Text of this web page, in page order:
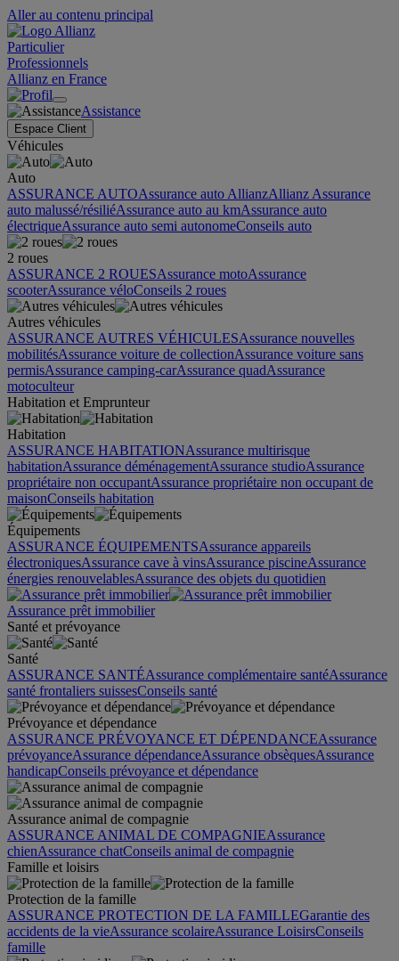
Aller au contenu principal
Particulier
Professionnels
Allianz en France
Assistance
Espace Client
Véhicules
Auto
ASSURANCE AUTOAssurance auto AllianzAllianz Assurance
auto malussé/résiliéAssurance auto au kmAssurance auto
électriqueAssurance auto semi autonomeConseils auto
2 roues
ASSURANCE 2 ROUESAssurance motoAssurance
scooterAssurance véloConseils 2 roues
Autres véhicules
ASSURANCE AUTRES VÉHICULESAssurance nouvelles
mobilitésAssurance voiture de collectionAssurance voiture sans
permisAssurance camping-carAssurance quadAssurance
motoculteur
Habitation et Emprunteur
Habitation
ASSURANCE HABITATIONAssurance multirisque
habitationAssurance déménagementAssurance studioAssurance
propriétaire non occupantAssurance propriétaire non occupant de
maisonConseils habitation
Équipements
ASSURANCE ÉQUIPEMENTSAssurance appareils
électroniquesAssurance cave à vinsAssurance piscineAssurance
énergies renouvelablesAssurance des objets du quotidien
Assurance prêt immobilier
Santé et prévoyance
Santé
ASSURANCE SANTÉAssurance complémentaire santéAssurance
santé frontaliers suissesConseils santé
Prévoyance et dépendance
ASSURANCE PRÉVOYANCE ET DÉPENDANCEAssurance
prévoyanceAssurance dépendanceAssurance obsèquesAssurance
handicapConseils prévoyance et dépendance
Assurance animal de compagnie
ASSURANCE ANIMAL DE COMPAGNIEAssurance
chienAssurance chatConseils animal de compagnie
Famille et loisirs
Protection de la famille
ASSURANCE PROTECTION DE LA FAMILLEGarantie des
accidents de la vieAssurance scolaireAssurance LoisirsConseils
famille